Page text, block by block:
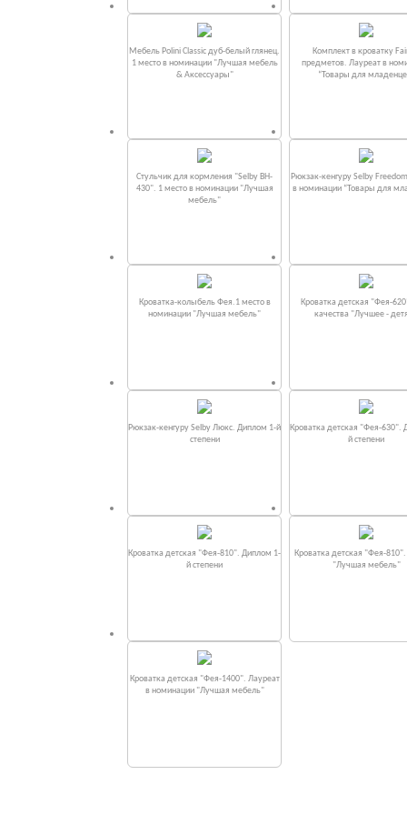
Мебель Polini Classic дуб-белый глянец.
1 место в номинации "Лучшая мебель
& Аксессуары"
Комплект в кроватку
предметов. Лауреат в
“Товары для
Стульчик для кормления "Selby BH-
430". 1 место в номинации "Лучшая
мебель"
Рюкзак-кенгуру Selby
в номинации “Товары для
Кроватка-колыбель Фея.1 место в
номинации "Лучшая мебель"
Кроватка детская "Фея-
качества "Лучшее -
Рюкзак-кенгуру Selby Люкс. Диплом 1-й
степени
Кроватка детская "Фея-630".
й степени
Кроватка детская "Фея-810". Диплом 1-
й степени
Кроватка детская "Фея-
"Лучшая мебель"
Кроватка детская "Фея-1400". Лауреат
в номинации "Лучшая мебель"